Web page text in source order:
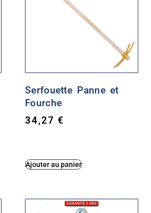
Serfouette Panne et
Fourche
34,27€
Ajouter au panier